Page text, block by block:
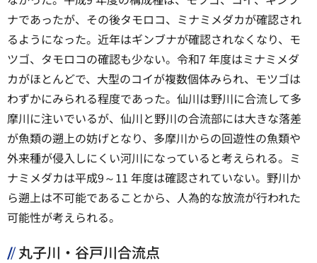
ナであったが、その後タモロコ、ミナミメダカが確認され
るようになった。近年はギンブナが確認されなくなり、モ
ツゴ、タモロコの確認も少ない。令和7 年度はミナミメダ
カがほとんどで、大型のコイが複数個体みられ、モツゴは
わずかにみられる程度であった。仙川は野川に合流して多
摩川に注いでいるが、仙川と野川の合流部には大きな落差
が魚類の遡上の妨げとなり、多摩川からの回遊性の魚類や
外来種が侵入しにくい河川になっていると考えられる。ミ
ナミメダカは平成9～11 年度は確認されていない。野川か
ら遡上は不可能であることから、人為的な放流が行われた
可能性が考えられる。
丸子川・谷戸川合流点